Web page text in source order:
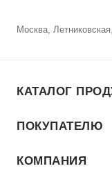
Москва,
КАТАЛОГ
ПОКУПАТЕЛЮ
КОМПАНИЯ